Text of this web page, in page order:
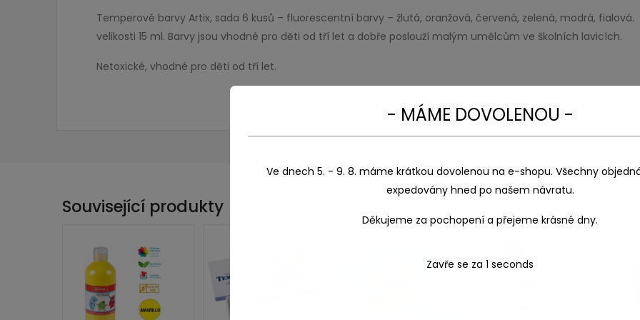
Temperové barvy Artix, sada 6 kusů – fluorescentní barvy – žlutá, oranžová, červená, zelená, modrá,
velikosti 15 ml. Barvy jsou vhodné pro děti od tří let a dobře poslouží malým umělcům ve školních lavicích.
Netoxické, vhodné pro děti od tří let.
Související produkty
- MÁME DOVOLENOU -
Ve dnech 5. - 9. 8. máme krátkou dovolenou na e-shopu. Všechny
expedovány hned po našem návratu.
Děkujeme za pochopení a přejeme krásné dny.
Zavře se za 1 seconds